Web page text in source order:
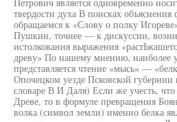
твердости духа В поисках
обращаемся к «Слову о полку
Пушкин, точнее — к дискуссии,
истолкования выражения
древу» По нашему мнению, наиболее
представляется чтение «мысь» —
Опочецком уезде Псковской губернии
словаре В И Даля) Если же учесть,
Древе, то в формуле превращения
волка (символ земли) именно белка